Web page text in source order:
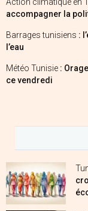
Action climatique en
accompagner la
Barrages tunisiens :
l’eau
Météo Tunisie :
ce vendredi